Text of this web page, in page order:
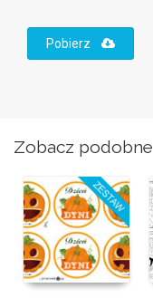
Pobierz
Zobacz podobne